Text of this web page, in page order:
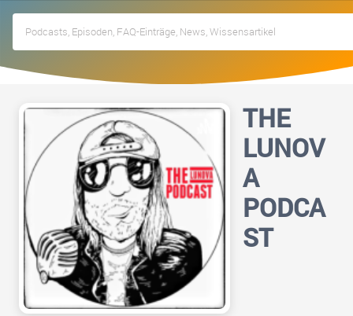
THE
LUNOV
A
PODCA
ST